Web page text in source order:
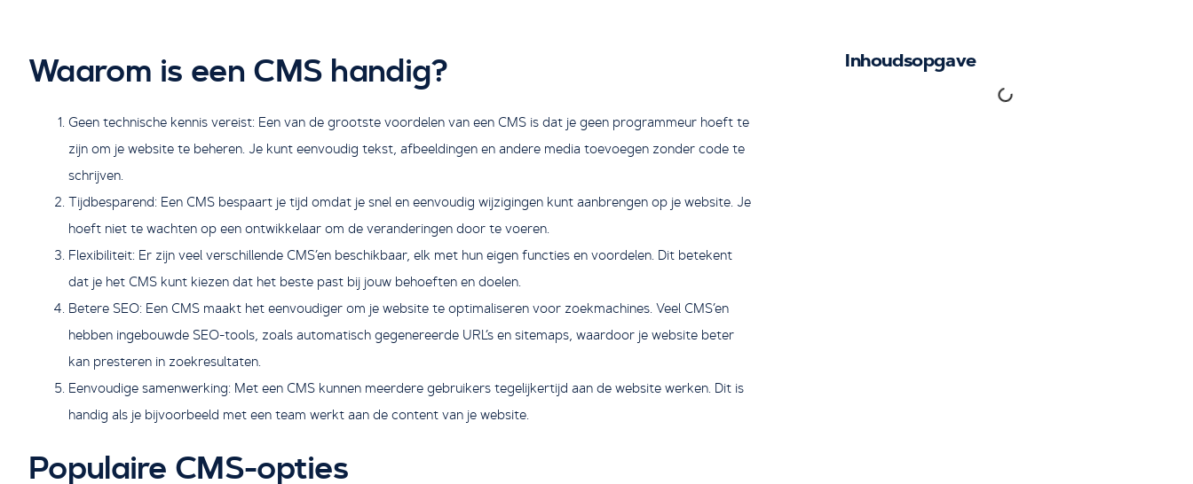
Waarom is een CMS handig?
Geen technische kennis vereist: Een van de grootste voordelen van een CMS is dat je geen programmeur hoeft te
zijn om je website te beheren. Je kunt eenvoudig tekst, afbeeldingen en andere media toevoegen zonder code te
schrijven.
Tijdbesparend: Een CMS bespaart je tijd omdat je snel en eenvoudig wijzigingen kunt aanbrengen op je website. Je
hoeft niet te wachten op een ontwikkelaar om de veranderingen door te voeren.
Flexibiliteit: Er zijn veel verschillende CMS’en beschikbaar, elk met hun eigen functies en voordelen. Dit betekent
dat je het CMS kunt kiezen dat het beste past bij jouw behoeften en doelen.
Betere SEO: Een CMS maakt het eenvoudiger om je website te optimaliseren voor zoekmachines. Veel CMS’en
hebben ingebouwde SEO-tools, zoals automatisch gegenereerde URL’s en sitemaps, waardoor je website beter
kan presteren in zoekresultaten.
Eenvoudige samenwerking: Met een CMS kunnen meerdere gebruikers tegelijkertijd aan de website werken. Dit is
handig als je bijvoorbeeld met een team werkt aan de content van je website.
Populaire CMS-opties
Inhoudsopgave